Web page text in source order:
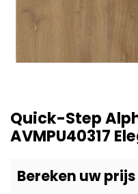
het
begin
afbeeldingen-
Quick-Step
AVMPU40317
Bereken uw prijs